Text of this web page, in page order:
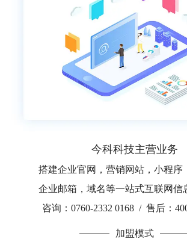
今科科技主营业务
搭建企业官网，营销网站，小程序
企业邮箱，域名等一站式互联网信
咨询：0760-2332 0168 / 售后：
加盟模式